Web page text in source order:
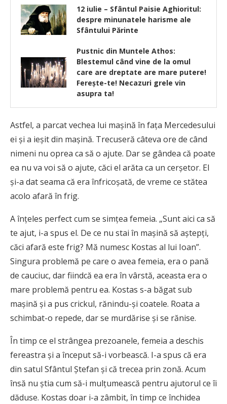
12 iulie – Sfântul Paisie Aghioritul:
despre minunatele harisme ale
Sfântului Părinte
Pustnic din Muntele Athos:
Blestemul când vine de la omul
care are dreptate are mare putere!
Ferește-te! Necazuri grele vin
asupra ta!
Astfel, a parcat vechea lui mașină în fața Mercedesului
ei și a ieșit din mașină. Trecuseră câteva ore de când
nimeni nu oprea ca să o ajute. Dar se gândea că poate
ea nu va voi să o ajute, căci el arăta ca un cerșetor. El
și-a dat seama că era înfricoșată, de vreme ce stătea
acolo afară în frig.
A înțeles perfect cum se simțea femeia. „Sunt aici ca să
te ajut, i-a spus el. De ce nu stai în mașină să aștepți,
căci afară este frig? Mă numesc Kostas al lui Ioan”.
Singura problemă pe care o avea femeia, era o pană
de cauciuc, dar fiindcă ea era în vârstă, aceasta era o
mare problemă pentru ea. Kostas s-a băgat sub
mașină și a pus crickul, rănindu-și coatele. Roata a
schimbat-o repede, dar se murdărise și se rănise.
În timp ce el strângea prezoanele, femeia a deschis
fereastra și a început să-i vorbească. I-a spus că era
din satul Sfântul Ștefan și că trecea prin zonă. Acum
însă nu știa cum să-i mulțumească pentru ajutorul ce îi
dăduse. Kostas doar i-a zâmbit, în timp ce închidea